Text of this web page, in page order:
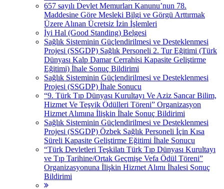
657 sayılı Devlet Memurları Kanunu’nun 78.
Maddesine Göre Mesleki Bilgi ve Görgü Arttırmak
Üzere Alınan Ücretsiz İzin İşlemleri
İyi Hal (Good Standing) Belgesi
Sağlık Sisteminin Güçlendirilmesi ve Desteklenmesi
Projesi (SSGDP) Sağlık Personeli 2. Tur Eğitimi (Türk
Dünyası Kalp Damar Cerrahisi Kapasite Geliştirme
Eğitimi) İhale Sonuç Bildirimi
Sağlık Sisteminin Güçlendirilmesi ve Desteklenmesi
Projesi (SSGDP) İhale Sonucu
“9. Türk Tıp Dünyası Kurultayı Ve Aziz Sancar Bilim,
Hizmet Ve Teşvik Ödülleri Töreni” Organizasyon
Hizmet Alımına İlişkin İhale Sonuç Bildirimi
Sağlık Sisteminin Güçlendirilmesi ve Desteklenmesi
Projesi (SSGDP) Özbek Sağlık Personeli İçin Kısa
Süreli Kapasite Geliştirme Eğitimi İhale Sonucu
“Türk Devletleri Teşkilatı Türk Tıp Dünyası Kurultayı
ve Tıp Tarihine/Ortak Geçmişe Vefa Ödül Töreni”
Organizasyonuna İlişkin Hizmet Alımı İhalesi Sonuç
Bildirimi